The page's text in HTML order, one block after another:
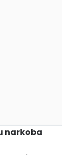
narkoba